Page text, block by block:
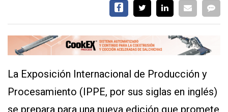
PRIVACIDAD
MAPA
APP
SMARTPHONE
La Exposición Internacional de Producción y
Procesamiento (IPPE, por sus siglas en inglés)
se prepara para una nueva edición que promete